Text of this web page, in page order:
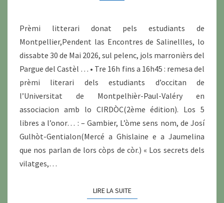
Prèmi litterari donat pels estudiants de
Montpellier,Pendent las Encontres de Salinellles, lo
dissabte 30 de Mai 2026, sul pelenc, jols marronièrs del
Pargue del Castèl … • Tre 16h fins a 16h45 : remesa del
prèmi literari dels estudiants d’occitan de
l’Universitat de Montpelhièr-Paul-Valéry en
associacion amb lo CIRDÒC(2ème édition). Los 5
libres a l’onor… : – Gambier, L’òme sens nom, de Josí
Gulhòt-Gentialon(Mercé a Ghislaine e a Jaumelina
que nos parlan de lors còps de còr.) « Los secrets dels
vilatges,…
LIRE LA SUITELIRE LA SUITE